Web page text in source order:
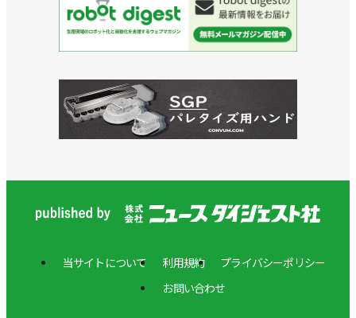
当サイトについて 利用規約
プライバシーポリシー
お問い合わせ